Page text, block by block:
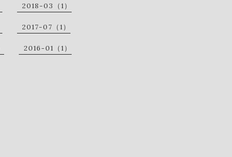
2018-03（1）
2017-07（1）
2016-01（1）